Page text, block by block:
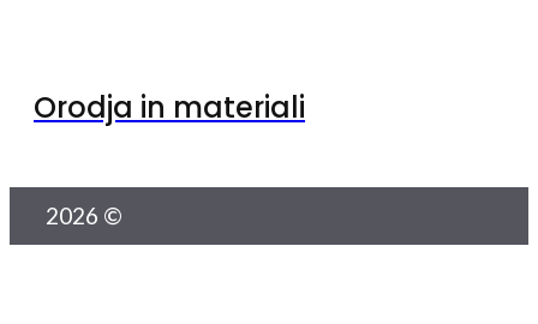
Orodja in materiali
2026 ©